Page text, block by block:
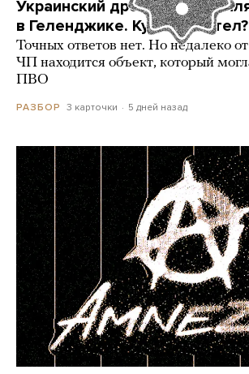
Украинский дрон попал по
в Геленджике. Куда он
Точных ответов нет. Но недалеко
ЧП находится объект, который
ПВО
РАЗБОР 3 карточки 5 дней назад